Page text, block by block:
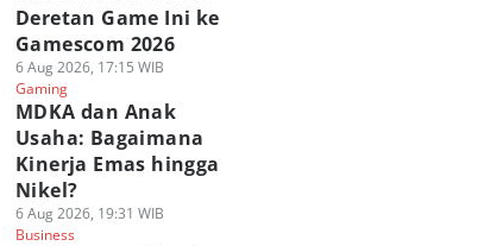
Deretan Game Ini ke
Gamescom 2026
6 Aug 2026, 17:15 WIB
Gaming
MDKA dan Anak
Usaha: Bagaimana
Kinerja Emas hingga
Nikel?
6 Aug 2026, 19:31 WIB
Business